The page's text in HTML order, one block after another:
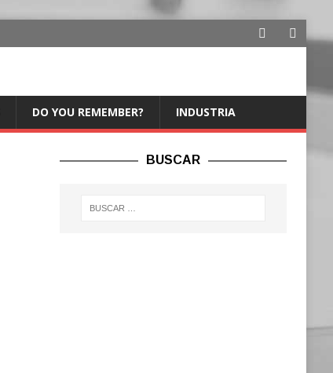
DO YOU REMEMBER? INDUSTRIA
BUSCAR